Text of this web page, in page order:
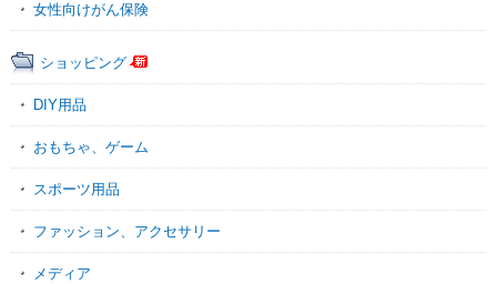
女性向けがん保険
ショッピング
DIY用品
おもちゃ、ゲーム
スポーツ用品
ファッション、アクセサリー
メディア